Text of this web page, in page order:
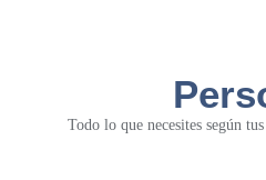
Todo lo que necesites según